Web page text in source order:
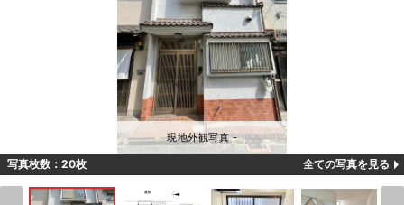
現地外観写真 -
写真枚数：20枚 全ての写真を見る